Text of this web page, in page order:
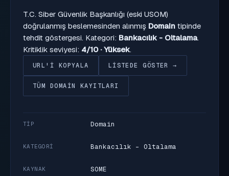
T.C. Siber Güvenlik Başkanlığı (eski USOM)
doğrulanmış beslemesinden alınmış Domain tipinde
tehdit göstergesi. Kategori: Bankacılık - Oltalama.
Kritiklik seviyesi: 4/10 · Yüksek.
URL'I KOPYALA LISTEDE GÖSTER →
TÜM DOMAIN KAYITLARI
TIP Domain
KATEGORI Bankacılık - Oltalama
KAYNAK SOME